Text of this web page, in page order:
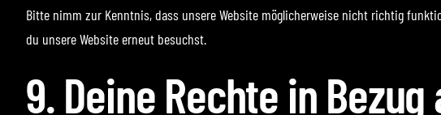
Bitte nimm zur Kenntnis, dass unsere Website möglicherweise nicht richtig
du unsere Website erneut besuchst.
9. Deine Rechte in